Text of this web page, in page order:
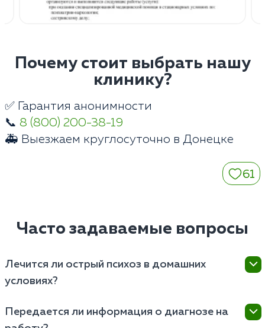
Почему стоит выбрать нашу
клинику?
✅ Гарантия анонимности
📞 8 (800) 200-38-19
🚑 Выезжаем круглосуточно в Донецке
61
Часто задаваемые вопросы
Лечится ли острый психоз в домашних
условиях?
требует жесткого врачебного контроля. Острое
Передается ли информация о диагнозе на